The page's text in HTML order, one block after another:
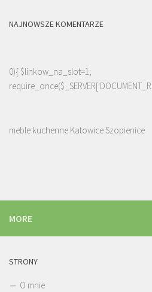
NAJNOWSZE KOMENTARZE
0){ $linkow_na_slot=1;
meble kuchenne Katowice Szopienice
MORE
STRONY
O mnie